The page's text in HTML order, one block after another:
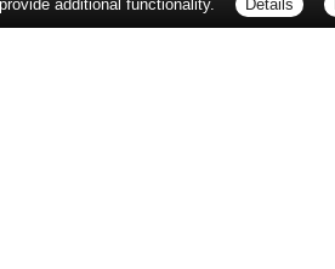
additional functionality. Details